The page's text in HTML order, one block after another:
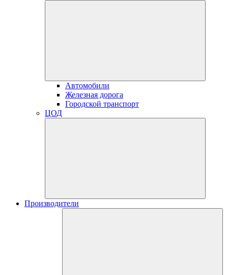
Автомобили
Железная дорога
Городской транспорт
ЦОД
Производители